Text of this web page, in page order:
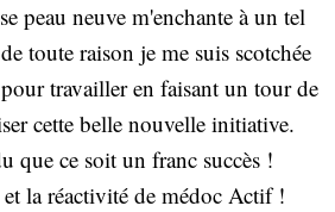
peau neuve m'enchante à un tel
toute raison je me suis scotchée
travailler en faisant un tour de
cette belle nouvelle initiative.
que ce soit un franc succès !
la réactivité de médoc Actif !